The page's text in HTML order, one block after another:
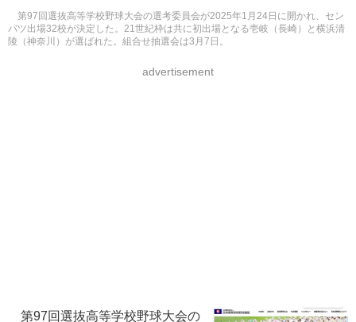
第97回選抜高等学校野球大会の選考委員会が2025年1月24日に開かれ、セン
バツ出場32校が決定した。21世紀枠は共に初出場となる壱岐（長崎）と横浜清
陵（神奈川）が選ばれた。組合せ抽選会は3月7日。
advertisement
第97回選抜高等学校野球大会の